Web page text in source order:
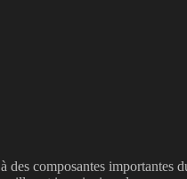
des composantes importantes